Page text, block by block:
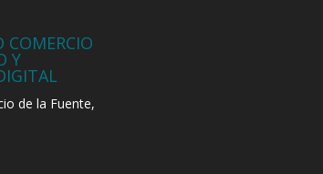
COMERCIO
Y
de la Fuente,